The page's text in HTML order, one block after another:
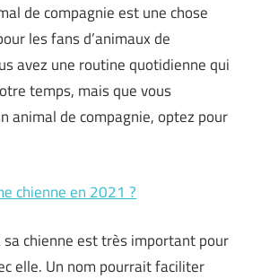
de compagnie est une chose
les fans d’animaux de
avez une routine quotidienne qui
temps, mais que vous
animal de compagnie, optez pour
chienne en 2021 ?
sa chienne est très important pour
elle. Un nom pourrait faciliter